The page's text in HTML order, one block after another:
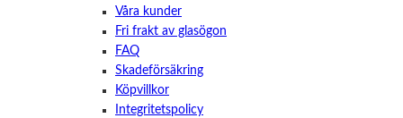
Våra kunder
Fri frakt av glasögon
FAQ
Skadeförsäkring
Köpvillkor
Integritetspolicy